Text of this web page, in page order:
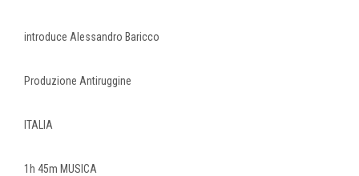
introduce Alessandro Baricco
Produzione Antiruggine
ITALIA
1h 45m MUSICA